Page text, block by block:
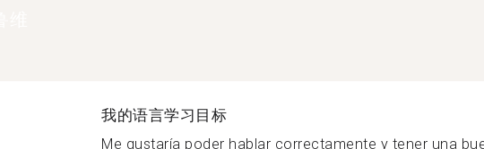
我的语言学习目标
Me gustaría poder hablar correctamente y tener una